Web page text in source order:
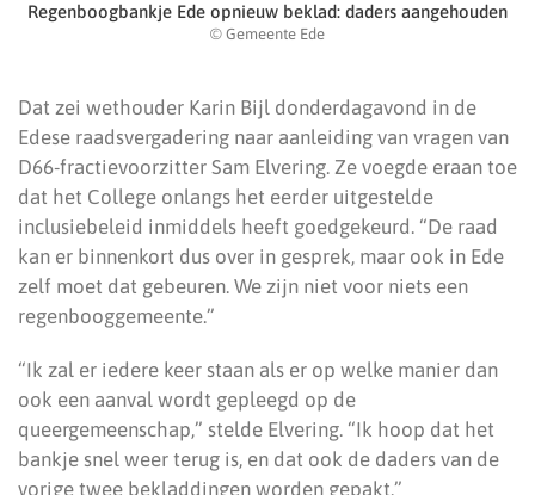
Regenboogbankje Ede opnieuw beklad: daders aangehouden
© Gemeente Ede
Dat zei wethouder Karin Bijl donderdagavond in de
Edese raadsvergadering naar aanleiding van vragen van
D66-fractievoorzitter Sam Elvering. Ze voegde eraan toe
dat het College onlangs het eerder uitgestelde
inclusiebeleid inmiddels heeft goedgekeurd. “De raad
kan er binnenkort dus over in gesprek, maar ook in Ede
zelf moet dat gebeuren. We zijn niet voor niets een
regenbooggemeente.”
“Ik zal er iedere keer staan als er op welke manier dan
ook een aanval wordt gepleegd op de
queergemeenschap,” stelde Elvering. “Ik hoop dat het
bankje snel weer terug is, en dat ook de daders van de
vorige twee bekladdingen worden gepakt.”